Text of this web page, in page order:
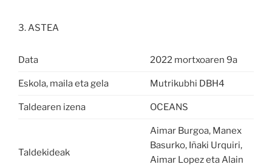
3. ASTEA
Data 2022 mortxoaren 9a
Eskola, maila eta gela Mutrikubhi DBH4
Taldearen izena OCEANS
Taldekideak
Aimar Burgoa, Manex
Basurko, Iñaki Urquiri,
Aimar Lopez eta Alain